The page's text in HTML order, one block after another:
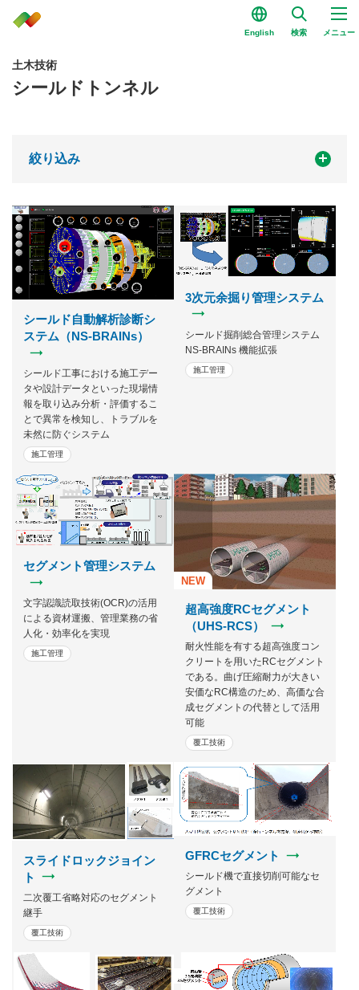
English 検索 メニュー
土木技術
シールドトンネル
絞り込み
シールド自動解析診断シ
ステム（NS-BRAINs）
シールド工事における施工デー
タや設計データといった現場情
報を取り込み分析・評価するこ
とで異常を検知し、トラブルを
未然に防ぐシステム
施工管理
3次元余掘り管理システム
シールド掘削総合管理システム
NS-BRAINs 機能拡張
施工管理
セグメント管理システム
文字認識読取技術(OCR)の活用
による資材運搬、管理業務の省
人化・効率化を実現
施工管理
NEW
超高強度RCセグメント
（UHS-RCS）
耐火性能を有する超高強度コン
クリートを用いたRCセグメント
である。曲げ圧縮耐力が大きい
安価なRC構造のため、高価な合
成セグメントの代替として活用
可能
覆工技術
スライドロックジョイン
ト
二次覆工省略対応のセグメント
継手
覆工技術
GFRCセグメント
シールド機で直接切削可能なセ
グメント
覆工技術